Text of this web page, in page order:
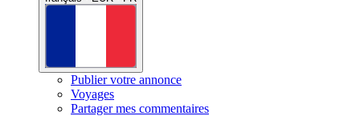
Publier votre annonce
Voyages
Partager mes commentaires